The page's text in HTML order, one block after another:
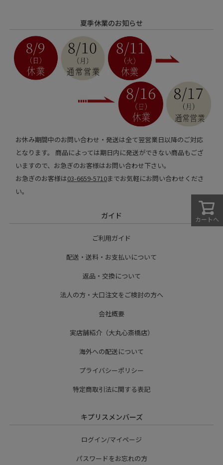
カートへ
夏季休業のお知らせ
お休み期間中のお問い合わせ・発送は全て翌営業日以降のご対応
となります。 商品によっては期日内に発送ができない商品もござ
いますので、お急ぎのお客様はお問い合わせ下さい。
お急ぎのお客様は03-6659-5710までお気軽にお問い合わせくださ
い。
ガイド
ご利用ガイド
配送・送料・お支払いについて
返品・交換について
法人の方・大口注文をご検討の方へ
会社概要
実店舗紹介（大丸心斎橋店）
海外への配送について
プライバシーポリシー
特定商取引法に関する表記
キプリスメンバーズ
ログイン/マイページ
パスワードをお忘れの方